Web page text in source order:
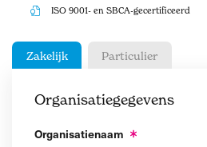
ISO 9001- en SBCA-gecertificeerd
Zakelijk Particulier
Organisatiegegevens
Organisatienaam